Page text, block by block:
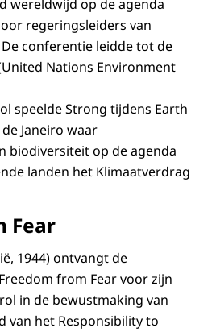
wereldwijd op de agenda
regeringsleiders van
conferentie leidde tot de
Nations Environment
speelde Strong tijdens Earth
Janeiro waar
biodiversiteit op de agenda
landen het Klimaatverdrag
Fear
1944) ontvangt de
from Fear voor zijn
in de bewustmaking van
van het Responsibility to